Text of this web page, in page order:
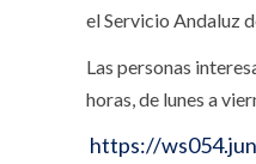
el Servicio Andaluz
Las personas
horas, de lunes a
https://